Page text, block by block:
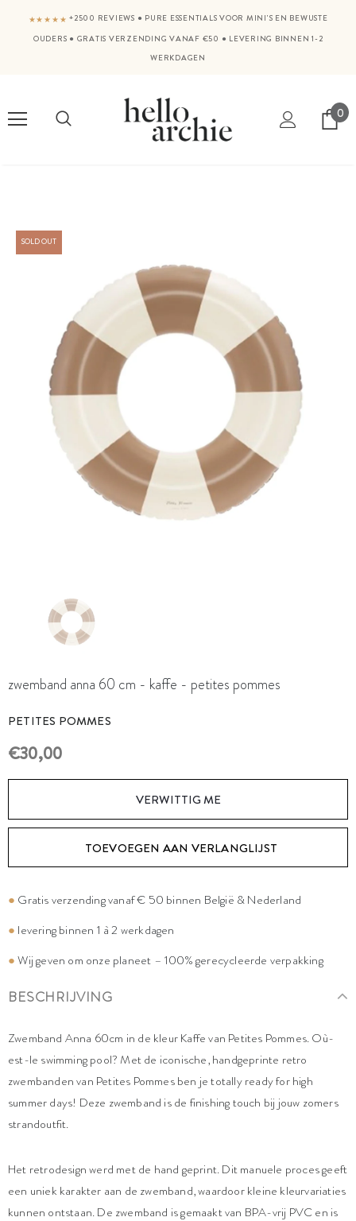
★★★★★ +2500 REVIEWS ● PURE ESSENTIALS VOOR MINI'S EN BEWUSTE
OUDERS ● GRATIS VERZENDING VANAF €50 ● LEVERING BINNEN 1-2
WERKDAGEN
0
SOLD OUT
zwemband anna 60 cm - kaffe - petites pommes
PETITES POMMES
€30,00
VERWITTIG ME
TOEVOEGEN AAN VERLANGLIJST
● Gratis verzending vanaf € 50 binnen België & Nederland
● levering binnen 1 à 2 werkdagen
●Wij geven om onze planeet – 100% gerecycleerde verpakking
BESCHRIJVING
Zwemband Anna 60cm in de kleur Kaffe van Petites Pommes. Où-
est-le swimming pool? Met de iconische, handgeprinte retro
zwembanden van Petites Pommes ben je totally ready for high
summer days! Deze zwemband is de finishing touch bij jouw zomers
strandoutfit.
Het retrodesign werd met de hand geprint. Dit manuele proces geeft
een uniek karakter aan de zwemband, waardoor kleine kleurvariaties
kunnen ontstaan. De zwemband is gemaakt van BPA-vrij PVC en is